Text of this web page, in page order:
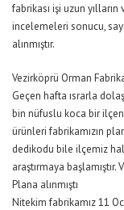
fabrikası işi uzun
incelemeleri sonucu,
alınmıştır.
Vezirköprü Orman
Geçen hafta ısrarla
bin nüfuslu koca bir
ürünleri fabrikamızın
dedikodu bile ilçemiz
araştırmaya
Plana alınmıştı
Nitekim fabrikamız 11